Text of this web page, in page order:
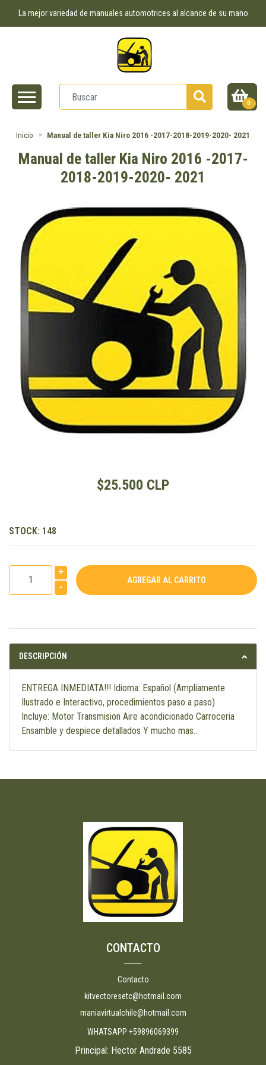
La mejor variedad de manuales automotrices al alcance de su mano
0
Inicio Manual de taller Kia Niro 2016 -2017-2018-2019-2020- 2021
Manual de taller Kia Niro 2016 -2017-
2018-2019-2020- 2021
$25.500 CLP
STOCK: 148
+
-
DESCRIPCIÓN
ENTREGA INMEDIATA!!! Idioma: Español (Ampliamente
Ilustrado e Interactivo, procedimientos paso a paso)
Incluye: Motor Transmision Aire acondicionado Carroceria
Ensamble y despiece detallados Y mucho mas…
CONTACTO
Contacto
kitvectoresetc@hotmail.com
maniavirtualchile@hotmail.com
WHATSAPP +59896069399
Principal: Hector Andrade 5585